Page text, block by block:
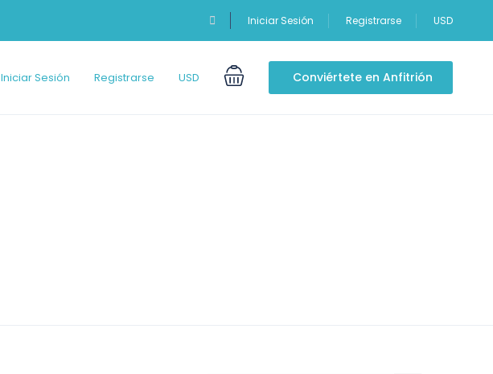
Iniciar Sesión Registrarse USD
Iniciar Sesión Registrarse USD Conviértete en Anfitrión